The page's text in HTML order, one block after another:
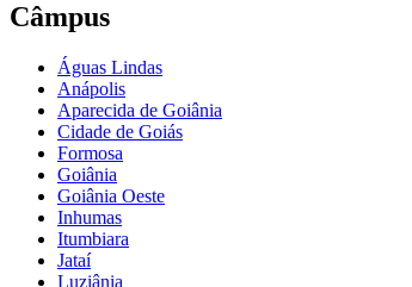
Câmpus
Águas Lindas
Anápolis
Aparecida de Goiânia
Cidade de Goiás
Formosa
Goiânia
Goiânia Oeste
Inhumas
Itumbiara
Jataí
Luziânia